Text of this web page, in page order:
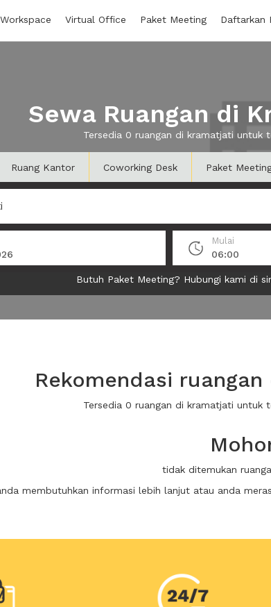
Workspace Virtual Office Paket Meeting Daftarkan
Sewa Ruangan di
Tersedia 0 ruangan di kramatjati untuk
Ruang Kantor Coworking Desk Paket
Mulai
06:00
Butuh Paket Meeting? Hubungi kami di
Rekomendasi
Tersedia 0 ruangan di kramatjati untuk
tidak ditemukan
membutuhkan informasi lebih lanjut atau anda